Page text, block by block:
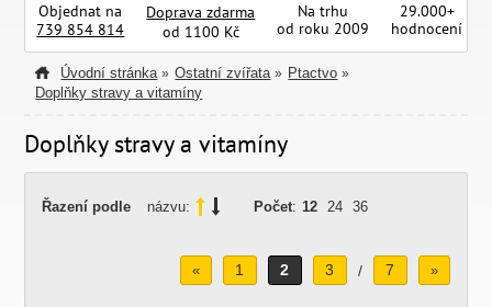
Objednat na
739 854 814
Doprava zdarma
od 1100 Kč
Na trhu
od roku 2009
29.000+
hodnocení
Úvodní stránka » Ostatní zvířata » Ptactvo »
Doplňky stravy a vitamíny
Doplňky stravy a vitamíny
Řazení podle názvu: Počet: 12 24 36
« 1 2 3 / 7 »